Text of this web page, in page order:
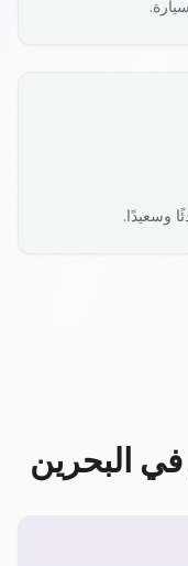
وسعيدًا.
في البحرين